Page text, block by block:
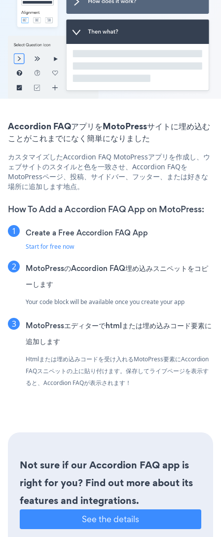
Accordion FAQアプリをMotoPressサイトに埋め込む
ことがこれまでになく簡単になりました
カスタマイズしたAccordion FAQ MotoPressアプリを作成し、ウ
ェブサイトのスタイルと色を一致させ、Accordion FAQを
MotoPressページ、投稿、サイドバー、フッター、または好きな
場所に追加します地点。
How To Add a Accordion FAQ App on MotoPress:
Create a Free Accordion FAQ App
Start for free now
MotoPressのAccordion FAQ埋め込みスニペットをコピ
ーします
Your code block will be available once you create your app
MotoPressエディターでhtmlまたは埋め込みコード要素に
追加します
Htmlまたは埋め込みコードを受け入れるMotoPress要素にAccordion
FAQスニペットの上に貼り付けます。保存してライブページを表示す
ると、Accordion FAQが表示されます！
Not sure if our Accordion FAQ app is
right for you? Find out more about its
features and integrations.
See the details